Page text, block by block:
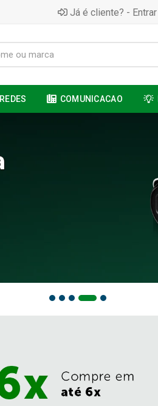
Já é cliente? - Entrar
REDES COMUNICACAO